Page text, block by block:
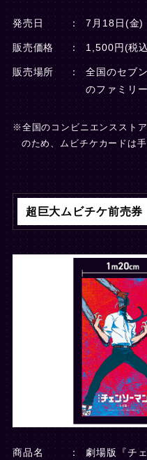
発売日 7月18日(金)
販売価格 1,500円(税
販売場所
全国のセブ
のファミリ
※全国のコンビニエンススト
のため、 ムビチケカードは
超巨大ムビチケ前売券
商品名 劇場版『チ